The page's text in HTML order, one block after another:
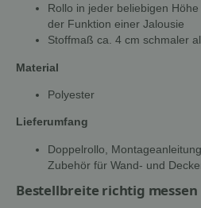
Rollo in jeder beliebigen
der Funktion einer Jalousie
Stoffmaß ca. 4 cm schmaler
Material
Polyester
Lieferumfang
Doppelrollo,
Zubehör für Wand- und
Bestellbreite richtig messen